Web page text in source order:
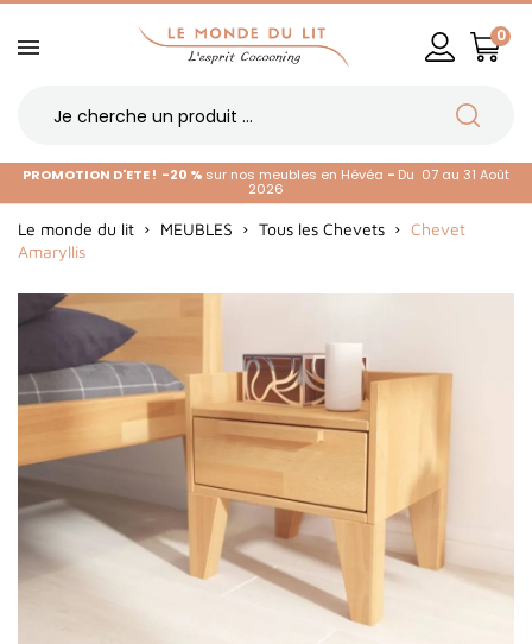
0
PROMOTION D'ETE ! -20 % sur nos meubles en Hévéa - Du 07 au 31 Août
2026
Le monde du lit MEUBLES Tous les Chevets
Chevet
Amaryllis